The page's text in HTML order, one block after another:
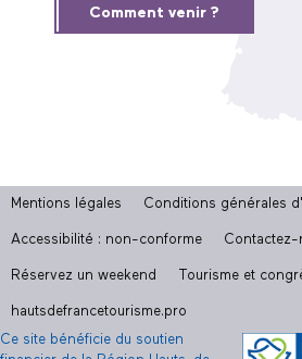
Comment venir ?
Mentions légales Conditions générales
Accessibilité : non-conforme Contactez-
Réservez un weekend Tourisme et
hautsdefrancetourisme.pro
Ce site bénéficie du soutien